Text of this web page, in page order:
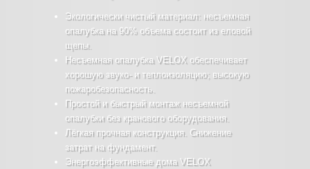
Экологически чистый материал: несъемная
опалубка на 90% объема состоит из еловой
щепы.
Несъемная опалубка VELOX обеспечивает
хорошую звуко- и теплоизоляцию; высокую
пожаробезопасность.
Простой и быстрый монтаж несъемной
опалубки без кранового оборудования.
Лёгкая прочная конструкция. Снижение
затрат на фундамент.
Энергоэффективные дома VELOX